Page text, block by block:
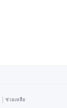
| ช่วยเหลือ